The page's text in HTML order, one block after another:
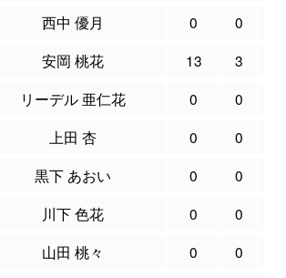
西中 優月 0 0
安岡 桃花 13 3
リーデル 亜仁花 0 0
上田 杏 0 0
黒下 あおい 0 0
川下 色花 0 0
山田 桃々 0 0